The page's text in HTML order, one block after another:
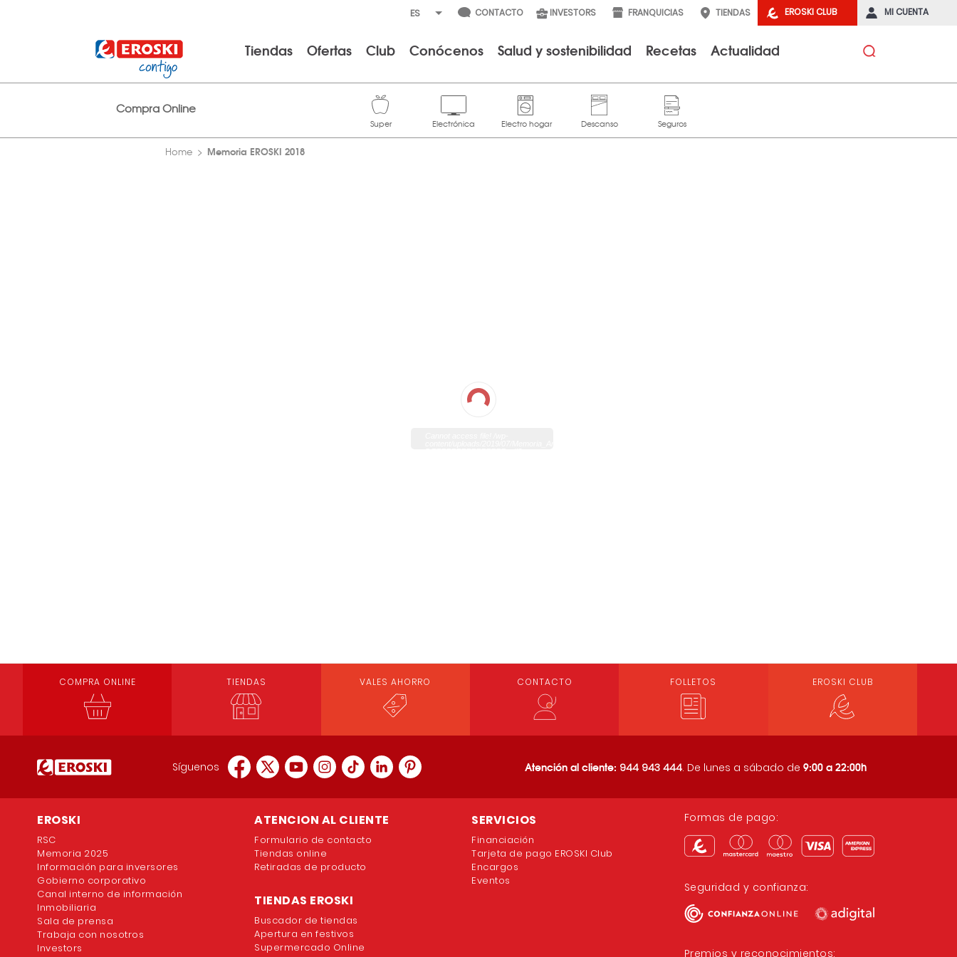
EROSKI CLUB MI CUENTA
CONTACTO INVESTORS FRANQUICIAS TIENDAS
Tiendas Ofertas Club Conócenos Salud y sostenibilidad Recetas Actualidad
Compra Online
Home Memoria EROSKI 2018
COMPRA ONLINE TIENDAS VALES AHORRO CONTACTO FOLLETOS EROSKI CLUB
Síguenos Atención al cliente: 944 943 444. De lunes a sábado de 9:00 a 22:00h
EROSKI
RSC
Memoria 2025
Información para inversores
Gobierno corporativo
Canal interno de información
Inmobiliaria
Sala de prensa
Trabaja con nosotros
Investors
ATENCION AL CLIENTE
Formulario de contacto
Tiendas online
Retiradas de producto
TIENDAS EROSKI
Buscador de tiendas
Apertura en festivos
Supermercado Online
SERVICIOS
Financiación
Tarjeta de pago EROSKI Club
Encargos
Eventos
Formas de pago:
Seguridad y confianza:
Premios y reconocimientos: